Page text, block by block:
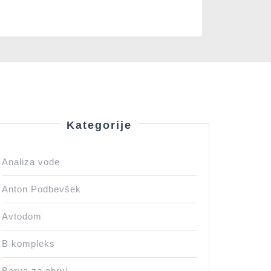
Kategorije
Analiza vode
Anton Podbevšek
Avtodom
B kompleks